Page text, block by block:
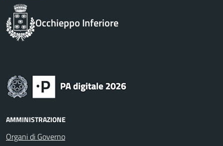
Occhieppo Inferiore
AMMINISTRAZIONE
Organi di Governo